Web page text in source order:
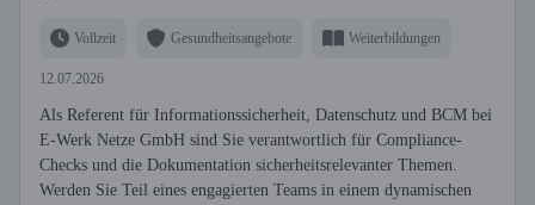
Vollzeit Gesundheitsangebote Weiterbildungen
12.07.2026
Als Referent für Informationssicherheit, Datenschutz und BCM bei
E-Werk Netze GmbH sind Sie verantwortlich für Compliance-
Checks und die Dokumentation sicherheitsrelevanter Themen.
Werden Sie Teil eines engagierten Teams in einem dynamischen